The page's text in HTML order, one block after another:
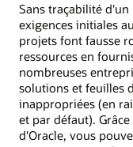
Sans traçabilité
exigences initiales
projets font fausse
ressources en
nombreuses
solutions et feuilles
inappropriées (en
et par défaut).
d'Oracle, vous